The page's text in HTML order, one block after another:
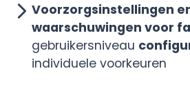
Voorzorgsinstellingen
waarschuwingen voor
gebruikersniveau
individuele voorkeuren